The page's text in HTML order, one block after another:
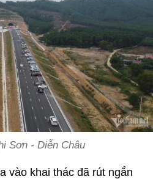
Sơn - Diễn Châu
vào khai thác đã rút ngắn